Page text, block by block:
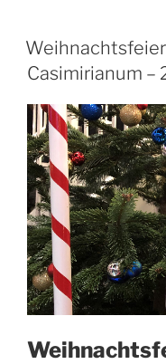
Casimirianum –